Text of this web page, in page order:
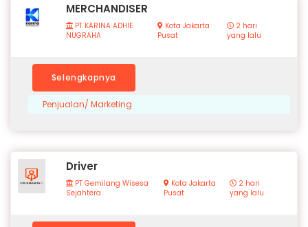
MERCHANDISER
PT KARINA ADHIE
NUGRAHA
Kota Jakarta
Pusat
2 hari
yang lalu
Selengkapnya
Penjualan/ Marketing
Driver
PT Gemilang Wisesa
Sejahtera
Kota Jakarta
Pusat
2 hari
yang lalu